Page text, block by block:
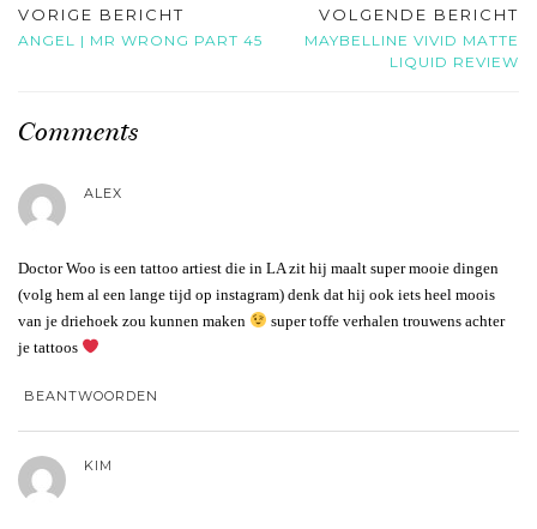
VORIGE BERICHT
ANGEL | MR WRONG PART 45
VOLGENDE BERICHT
MAYBELLINE VIVID MATTE
LIQUID REVIEW
Comments
ALEX
Doctor Woo is een tattoo artiest die in LA zit hij maalt super mooie dingen
(volg hem al een lange tijd op instagram) denk dat hij ook iets heel moois
van je driehoek zou kunnen maken
super toffe verhalen trouwens achter
je tattoos
BEANTWOORDEN
KIM